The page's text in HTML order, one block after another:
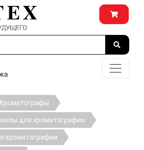
Хроматографы
для хроматографии
хроматографии